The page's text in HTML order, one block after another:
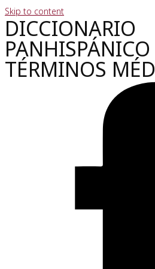
Skip to content
DICCIONARIO
PANHISPÁNICO
TÉRMINOS